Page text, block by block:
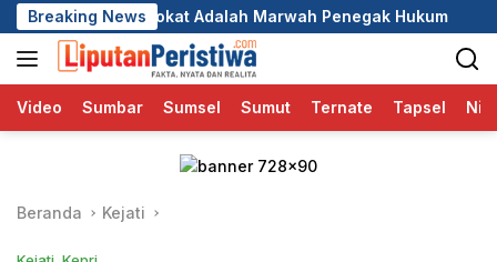
Langsung
ke
konten
Breaking News
Marwah Penegak Hukum DPC GRIB Jaya
Video Sumbar Sumsel Sumut Ternate Tapsel
Beranda Kejati